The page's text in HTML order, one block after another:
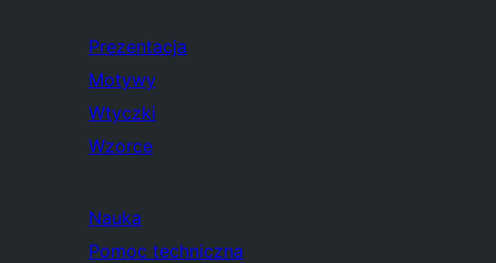
Prezentacja
Motywy
Wtyczki
Wzorce
Nauka
Pomoc techniczna